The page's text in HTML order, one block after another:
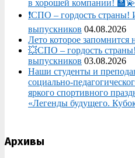
в хорошей компании!
❗СПО – гордость
выпускников 04.08.2026
Лето которое запомнится
💥СПО – гордость
выпускников 03.08.2026
Наши студенты и
яркого спортивного
«Легенды будущего.
Архивы